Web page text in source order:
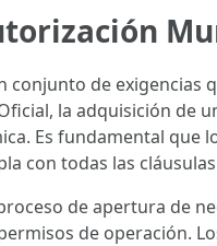
conjunto de
la adquisición
Es fundamental
con todas las
de apertura de
de operación.